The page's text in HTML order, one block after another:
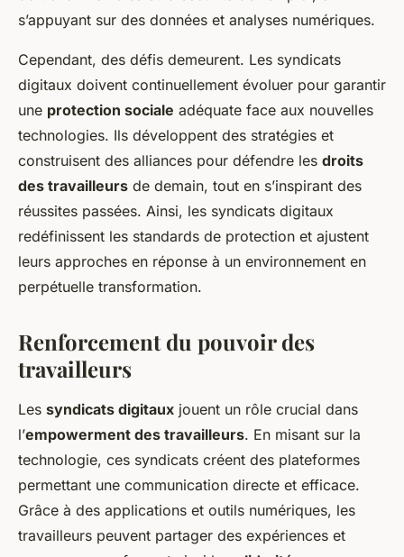
s’appuyant sur des données et analyses numériques.
Cependant, des défis demeurent. Les syndicats
digitaux doivent continuellement évoluer pour garantir
une protection sociale adéquate face aux nouvelles
technologies. Ils développent des stratégies et
construisent des alliances pour défendre les droits
des travailleurs de demain, tout en s’inspirant des
réussites passées. Ainsi, les syndicats digitaux
redéfinissent les standards de protection et ajustent
leurs approches en réponse à un environnement en
perpétuelle transformation.
Renforcement du pouvoir des
travailleurs
Les syndicats digitaux jouent un rôle crucial dans
l’empowerment des travailleurs. En misant sur la
technologie, ces syndicats créent des plateformes
permettant une communication directe et efficace.
Grâce à des applications et outils numériques, les
travailleurs peuvent partager des expériences et